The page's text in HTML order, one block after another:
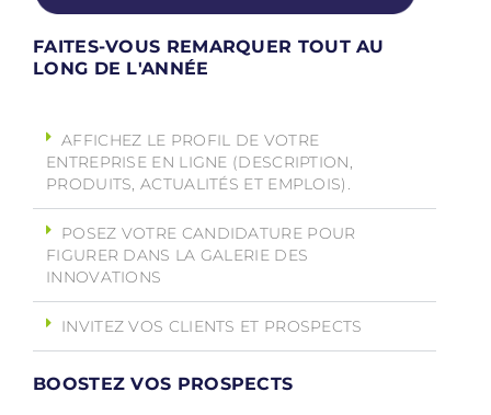
FAITES-VOUS REMARQUER TOUT AU
LONG DE L'ANNÉE
AFFICHEZ LE PROFIL DE VOTRE
ENTREPRISE EN LIGNE (DESCRIPTION,
PRODUITS, ACTUALITÉS ET EMPLOIS).
POSEZ VOTRE CANDIDATURE POUR
FIGURER DANS LA GALERIE DES
INNOVATIONS
INVITEZ VOS CLIENTS ET PROSPECTS
BOOSTEZ VOS PROSPECTS